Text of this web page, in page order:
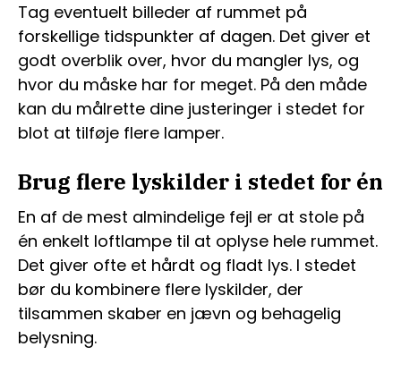
Tag eventuelt billeder af rummet på
forskellige tidspunkter af dagen. Det giver et
godt overblik over, hvor du mangler lys, og
hvor du måske har for meget. På den måde
kan du målrette dine justeringer i stedet for
blot at tilføje flere lamper.
Brug flere lyskilder i stedet for én
En af de mest almindelige fejl er at stole på
én enkelt loftlampe til at oplyse hele rummet.
Det giver ofte et hårdt og fladt lys. I stedet
bør du kombinere flere lyskilder, der
tilsammen skaber en jævn og behagelig
belysning.